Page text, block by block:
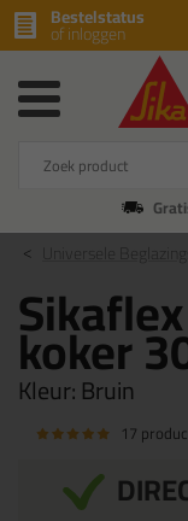
Bestelstatus
of inloggen
koker
Kleur:Bruin
17